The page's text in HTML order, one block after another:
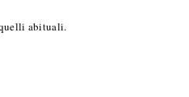
abituali.